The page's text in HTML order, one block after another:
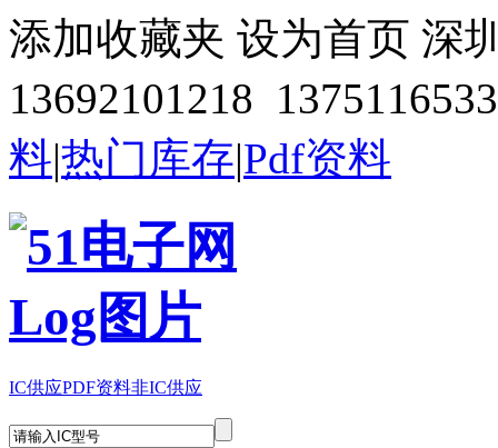
添加收藏夹 设为首页 深
13692101218
料|热门库存|Pdf资料
IC供应PDF资料非IC供应